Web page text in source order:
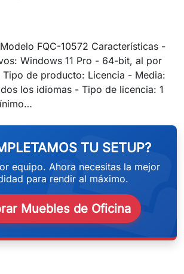
FQC-10572 Características -
Windows 11 Pro - 64-bit, al por
Tipo de producto: Licencia - Media:
los idiomas - Tipo de licencia: 1
TU SETUP?
equipo. Ahora necesitas la mejor
para rendir al máximo.
Muebles de Oficina